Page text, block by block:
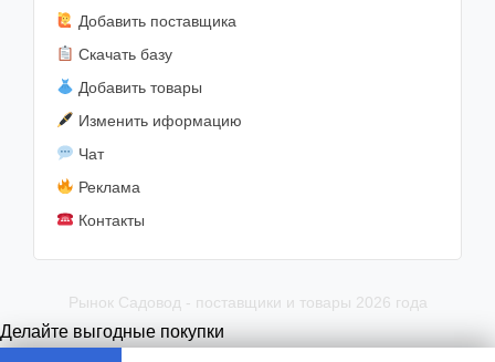
Добавить поставщика
Скачать базу
Добавить товары
Изменить иформацию
Чат
Реклама
Контакты
Рынок Садовод - поставщики и товары 2026 года
Делайте выгодные покупки